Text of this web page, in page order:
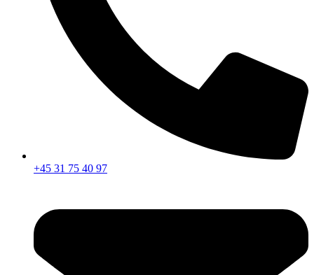
+45 31 75 40 97